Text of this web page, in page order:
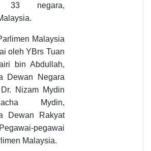
33 negara,
Malaysia
oleh YBrs Tuan
bin Abdullah,
Dewan Negara
Nizam Mydin
Mydin,
Dewan Rakyat
pegawai
Malaysia.